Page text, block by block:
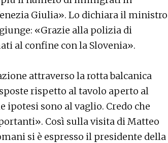
Giulia». Lo dichiara il ministro
«Grazie alla polizia di
al confine con la Slovenia».
attraverso la rotta balcanica
rispetto al tavolo aperto al
sono al vaglio. Credo che
Così sulla visita di Matteo
si è espresso il presidente della